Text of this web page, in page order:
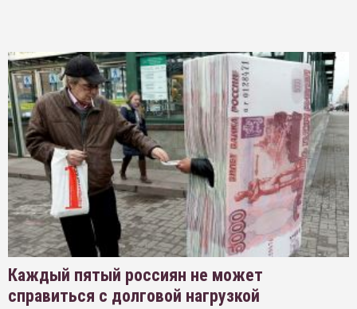
Каждый пятый россиян не может
справиться с долговой нагрузкой